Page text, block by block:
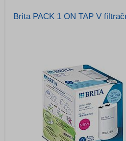
Brita PACK 1 ON TAP V